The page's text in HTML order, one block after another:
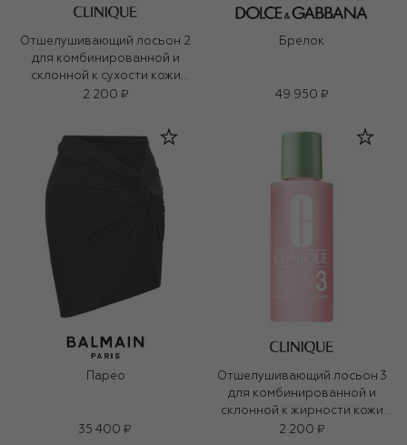
Отшелушивающий лосьон 2
для комбинированной и
склонной к сухости кожи
Clarifying Lotion (100ml)
2 200 ₽
Брелок
49 950 ₽
Парео
35 400 ₽
Отшелушивающий лосьон 3
для комбинированной и
склонной к жирности кожи
Clarifying Lotion (100ml)
2 200 ₽